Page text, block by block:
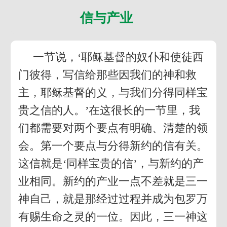
信与产业
一节说，‘耶稣基督的奴仆和使徒西
门彼得，写信给那些因我们的神和救
主，耶稣基督的义，与我们分得同样宝
贵之信的人。’在这很长的一节里，我
们都需要对两个要点有明确、清楚的领
会。第一个要点与分得新约的信有关。
这信就是‘同样宝贵的信’，与新约的产
业相同。新约的产业一点不差就是三一
神自己，就是那经过过程并成为包罗万
有赐生命之灵的一位。因此，三一神这